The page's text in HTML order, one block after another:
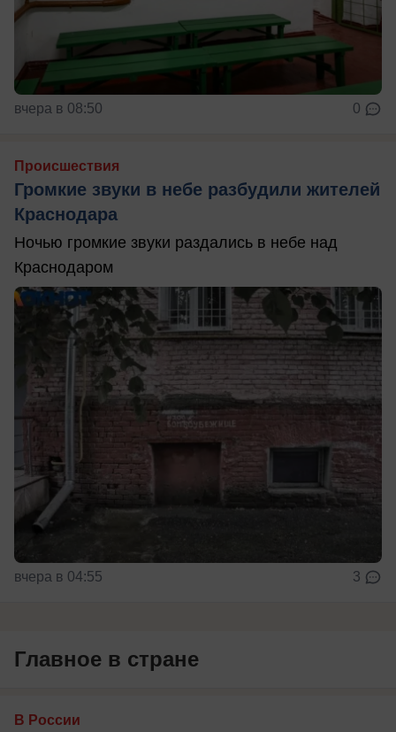
вчера в 08:50 0
Происшествия
Громкие звуки в небе разбудили жителей
Краснодара
Ночью громкие звуки раздались в небе над
Краснодаром
вчера в 04:55 3
Главное в стране
В России